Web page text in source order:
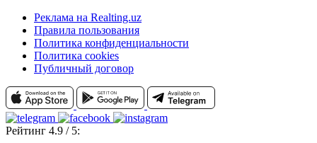
Реклама на Realting.uz
Правила пользования
Политика конфиденциальности
Политика cookies
Публичный договор
Рейтинг 4.9 / 5: